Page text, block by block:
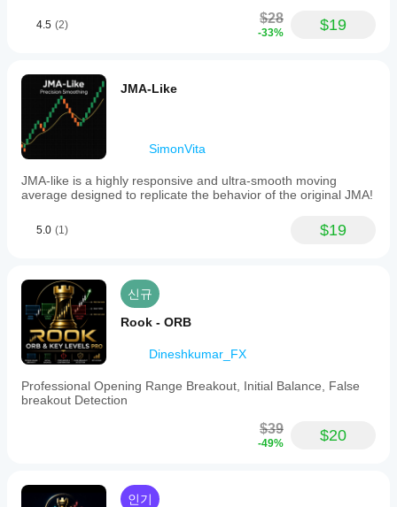
4.5 (2) $28
-33% $19
JMA-Like
SimonVita
JMA-like is a highly responsive and ultra-smooth moving
average designed to replicate the behavior of the original JMA!
5.0 (1) $19
신규
Rook - ORB
Dineshkumar_FX
Professional Opening Range Breakout, Initial Balance, False
breakout Detection
$39
-49% $20
인기